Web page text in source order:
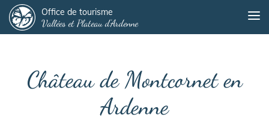
au
contenu
Office de tourisme
Vallées et Plateau d'Ardenne
Château de Montcornet en
Ardenne
Panneau de gestion des cookies